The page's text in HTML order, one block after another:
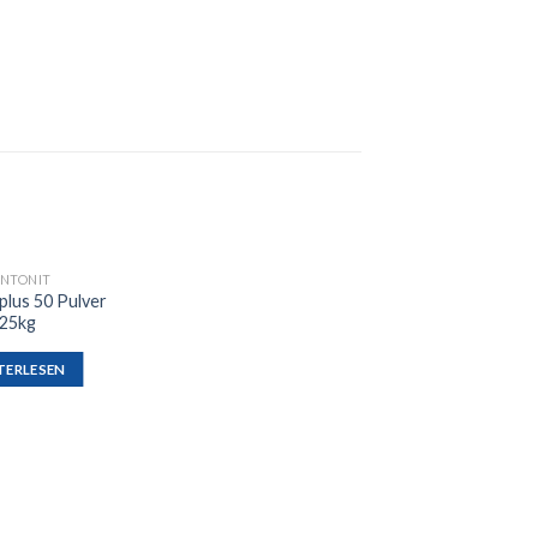
Auf die
Wunschliste
50 Pulver